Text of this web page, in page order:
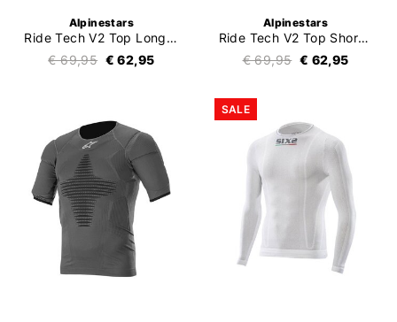
Alpinestars
Ride Tech V2 Top Long Sleeve Summer
€ 69,95 € 62,95
Alpinestars
Ride Tech V2 Top Short Sleeve Summer
€ 69,95 € 62,95
SALE